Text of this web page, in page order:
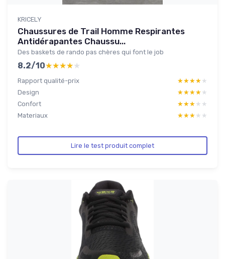
KRICELY
Chaussures de Trail Homme Respirantes
Antidérapantes Chaussu...
Des baskets de rando pas chères qui font le job
8.2/10★★★★★
★★★★★
Rapport qualité-prix ★★★★★
★★★★★
Design
★★★★★
★★★★★
Confort
★★★★★
★★★★★
Materiaux
★★★★★
★★★★★
Lire le test produit complet